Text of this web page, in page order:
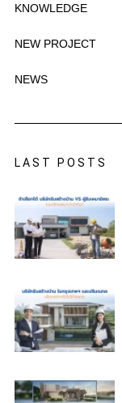
KNOWLEDGE
NEW PROJECT
NEWS
LAST POSTS